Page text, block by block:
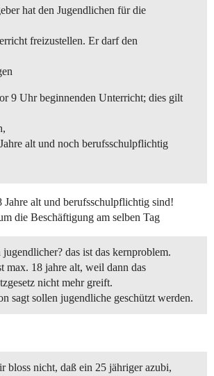
hat den Jugendlichen für die
freizustellen. Er darf den
9 Uhr beginnenden Unterricht; dies gilt
alt und noch berufsschulpflichtig
Jahre alt und berufsschulpflichtig sind!
die Beschäftigung am selben Tag
das ist das kernproblem.
max. 18 jahre alt, weil dann das
nicht mehr greift.
sagt sollen jugendliche geschützt werden.
bloss nicht, daß ein 25 jähriger azubi,